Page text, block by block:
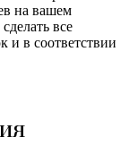
на вашем
все
и в соответствии